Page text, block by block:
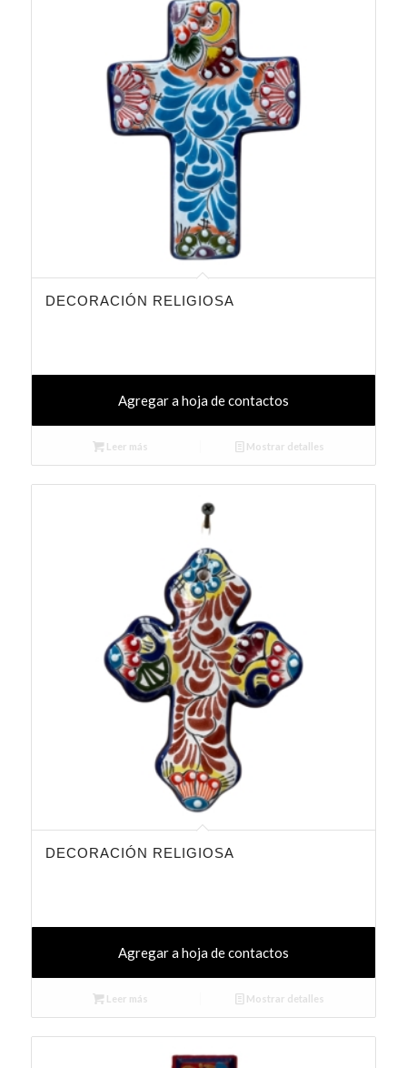
DECORACIÓN RELIGIOSA
Agregar a hoja de contactos
Leer más Mostrar detalles
DECORACIÓN RELIGIOSA
Agregar a hoja de contactos
Leer más Mostrar detalles